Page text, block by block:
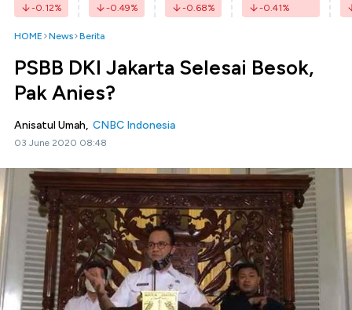
-0.12% -0.49% -0.68% -0.41%
HOME News Berita
PSBB DKI Jakarta Selesai Besok,
Pak Anies?
Anisatul Umah, CNBC Indonesia
03 June 2020 08:48